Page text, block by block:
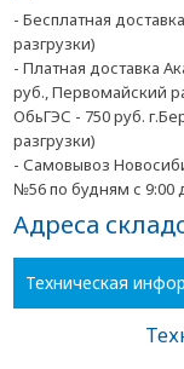
- Бесплатная
разгрузки)
- Платная доставка
руб., Первомайский
ОбьГЭС - 750 руб.
разгрузки)
- Самовывоз
№56 по будням с 9:00
Адреса
Техническая